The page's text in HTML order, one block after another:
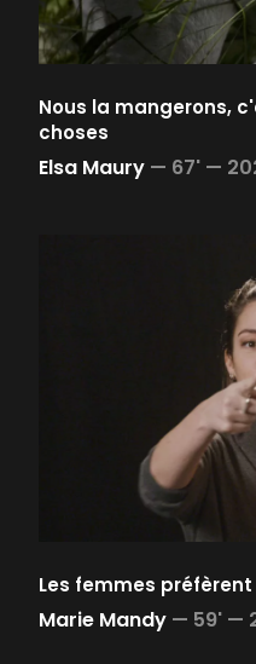
Nous la mangerons,
choses
Elsa Maury — 67' —
Les femmes préfèrent
Marie Mandy — 59' —